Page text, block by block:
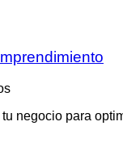
negocio para